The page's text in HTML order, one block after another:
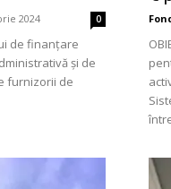
2024 0
de finanțare
și de
furnizorii de